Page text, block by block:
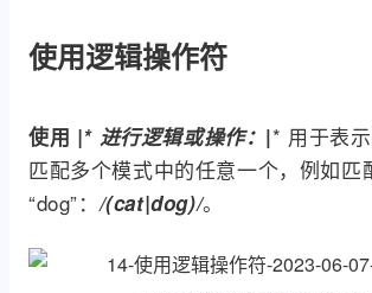
使用逻辑操作符
使用 |* 进行逻辑或操作： |* 用于表
匹配多个模式中的任意一个，例如匹
“dog”： /(cat|dog)/。